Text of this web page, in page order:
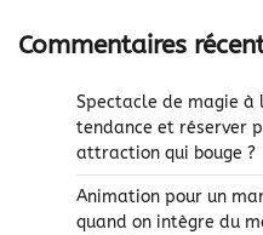
Commentaires
Spectacle de magie à
tendance et réserver
attraction qui bouge ?
Animation pour un
quand on intègre du